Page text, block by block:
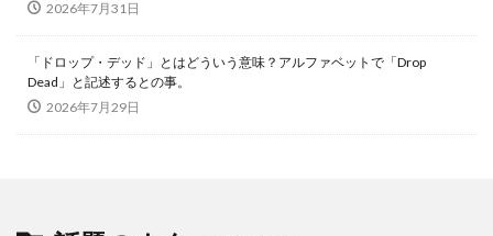
2026年7月31日
「ドロップ・デッド」とはどういう意味？アルファベットで「Drop
Dead」と記述するとの事。
2026年7月29日